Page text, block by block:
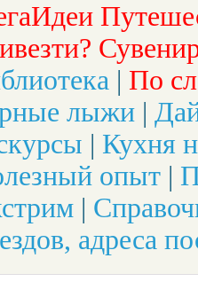
| По
лыжи |
| Кухня
опыт |
|
адреса